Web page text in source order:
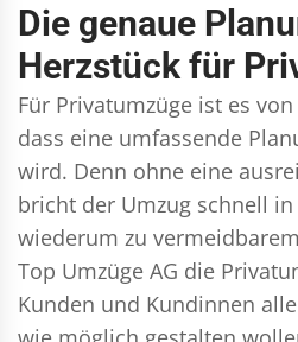
Die genaue
Herzstück für
Für Privatumzüge ist es
dass eine umfassende
wird. Denn ohne eine
bricht der Umzug schnell
wiederum zu
Top Umzüge AG die
Kunden und Kundinnen